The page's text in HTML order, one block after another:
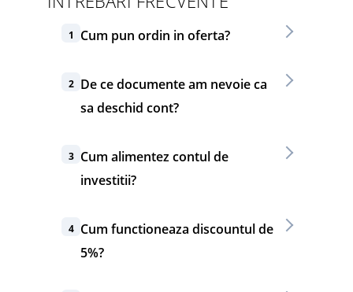
1 Cum pun ordin in oferta?
2 De ce documente am nevoie ca
sa deschid cont?
3 Cum alimentez contul de
investitii?
4 Cum functioneaza discountul de
5%?